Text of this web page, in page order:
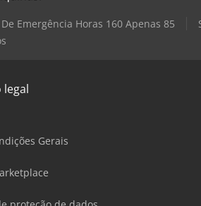
Emergência Horas 160 Apenas 85
legal
Gerais